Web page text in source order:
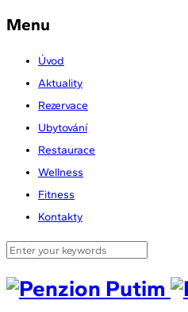
Menu
Úvod
Aktuality
Rezervace
Ubytování
Restaurace
Wellness
Fitness
Kontakty